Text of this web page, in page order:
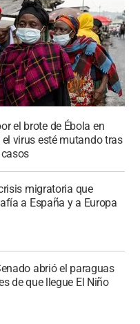
el brote de Ébola en
virus esté mutando tras
migratoria que
a España y a Europa
abrió el paraguas
de que llegue El Niño